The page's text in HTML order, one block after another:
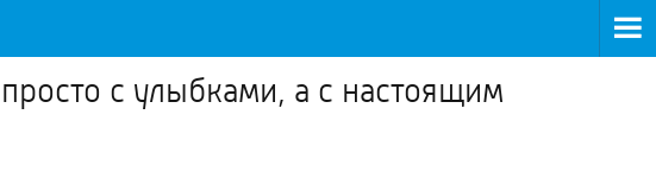
с улыбками, а с настоящим